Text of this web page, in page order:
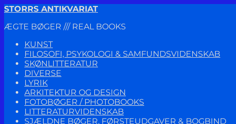
Spring
navigation
Spring
indhold
STORRS ANTIKVARIAT
ÆGTE BØGER /// REAL BOOKS
KUNST
FILOSOFI, PSYKOLOGI & SAMFUNDSVIDENSKAB
SKØNLITTERATUR
DIVERSE
LYRIK
ARKITEKTUR OG DESIGN
FOTOBØGER / PHOTOBOOKS
LITTERATURVIDENSKAB
SJÆLDNE BØGER, FØRSTEUDGAVER & BOGBIND